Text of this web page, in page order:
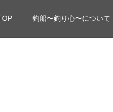
釣船〜釣り心〜について